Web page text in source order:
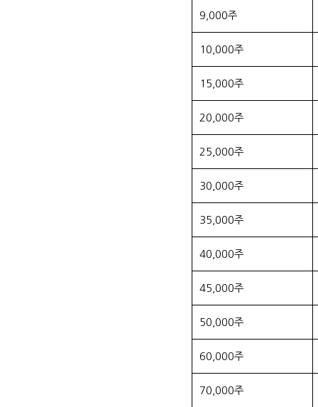
9,000주
10,000주
15,000주
20,000주
25,000주
30,000주
35,000주
40,000주
45,000주
50,000주
60,000주
70,000주